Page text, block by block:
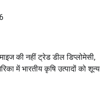
की नहीं ट्रेड डील डिप्लोमेसी,
में भारतीय कृषि उत्पादों को शून्य